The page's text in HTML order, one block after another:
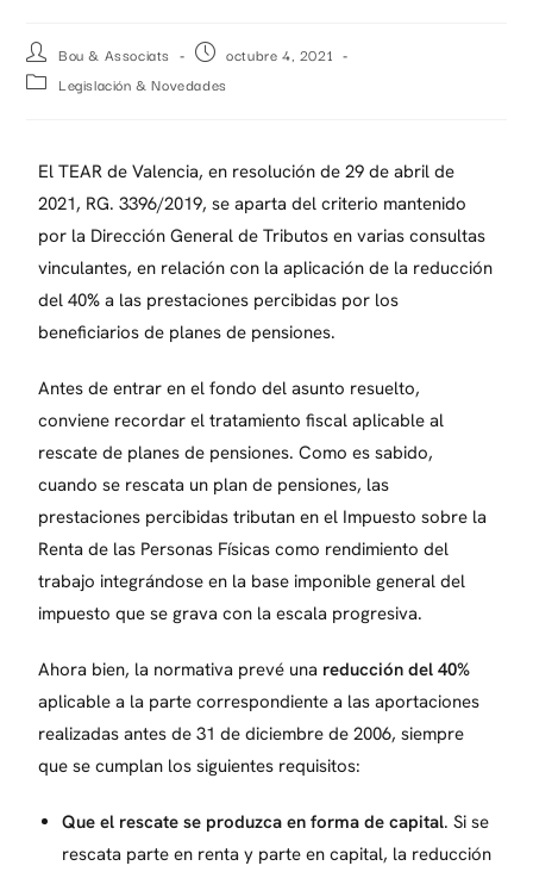
Bou & Associats
octubre 4, 2021
Legislación & Novedades
El TEAR de Valencia, en resolución de 29 de abril de
2021, RG. 3396/2019, se aparta del criterio mantenido
por la Dirección General de Tributos en varias consultas
vinculantes, en relación con la aplicación de la reducción
del 40% a las prestaciones percibidas por los
beneficiarios de planes de pensiones.
Antes de entrar en el fondo del asunto resuelto,
conviene recordar el tratamiento fiscal aplicable al
rescate de planes de pensiones. Como es sabido,
cuando se rescata un plan de pensiones, las
prestaciones percibidas tributan en el Impuesto sobre la
Renta de las Personas Físicas como rendimiento del
trabajo integrándose en la base imponible general del
impuesto que se grava con la escala progresiva.
Ahora bien, la normativa prevé una reducción del 40%
aplicable a la parte correspondiente a las aportaciones
realizadas antes de 31 de diciembre de 2006, siempre
que se cumplan los siguientes requisitos:
Que el rescate se produzca en forma de capital. Si se
rescata parte en renta y parte en capital, la reducción